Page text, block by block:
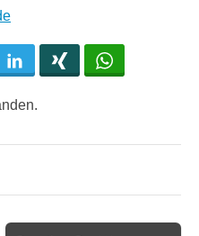
LinkedIn